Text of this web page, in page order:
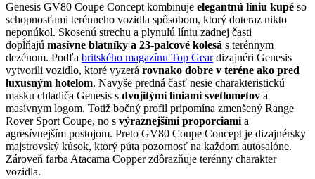
Genesis GV80 Coupe Concept kombinuje elegantnú líniu kupé so
schopnosťami terénneho vozidla spôsobom, ktorý doteraz nikto
neponúkol. Skosenú strechu a plynulú líniu zadnej časti
dopĺňajú masívne blatníky a 23-palcové kolesá s terénnym
dezénom. Podľa britského magazínu Top Geardizajnéri Genesis
vytvorili vozidlo, ktoré vyzerá rovnako dobre v teréne ako pred
luxusným hotelom. Navyše predná časť nesie charakteristickú
masku chladiča Genesis s dvojitými líniami svetlometov a
masívnym logom. Totiž bočný profil pripomína zmenšený Range
Rover Sport Coupe, no s výraznejšími proporciami a
agresívnejším postojom. Preto GV80 Coupe Concept je dizajnérsky
majstrovský kúsok, ktorý púta pozornosť na každom autosalóne.
Zároveň farba Atacama Copper zdôrazňuje terénny charakter
vozidla.